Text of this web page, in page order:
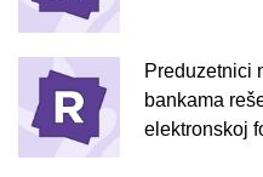
Preduzetnici
bankama
elektronskoj